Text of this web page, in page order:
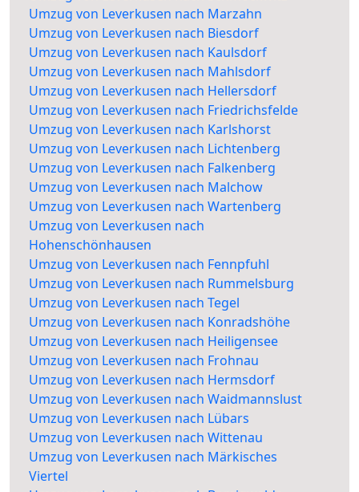
Umzug von Leverkusen nach Marzahn
Umzug von Leverkusen nach Biesdorf
Umzug von Leverkusen nach Kaulsdorf
Umzug von Leverkusen nach Mahlsdorf
Umzug von Leverkusen nach Hellersdorf
Umzug von Leverkusen nach Friedrichsfelde
Umzug von Leverkusen nach Karlshorst
Umzug von Leverkusen nach Lichtenberg
Umzug von Leverkusen nach Falkenberg
Umzug von Leverkusen nach Malchow
Umzug von Leverkusen nach Wartenberg
Umzug von Leverkusen nach
Hohenschönhausen
Umzug von Leverkusen nach Fennpfuhl
Umzug von Leverkusen nach Rummelsburg
Umzug von Leverkusen nach Tegel
Umzug von Leverkusen nach Konradshöhe
Umzug von Leverkusen nach Heiligensee
Umzug von Leverkusen nach Frohnau
Umzug von Leverkusen nach Hermsdorf
Umzug von Leverkusen nach Waidmannslust
Umzug von Leverkusen nach Lübars
Umzug von Leverkusen nach Wittenau
Umzug von Leverkusen nach Märkisches
Viertel